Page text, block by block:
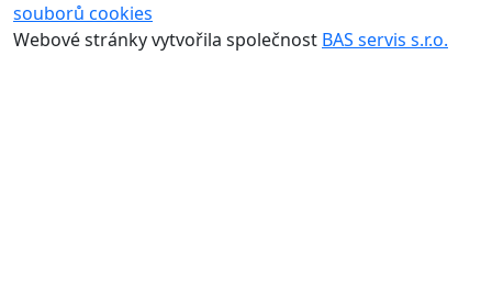
souborů cookies
Webové stránky vytvořila společnost BAS servis s.r.o.